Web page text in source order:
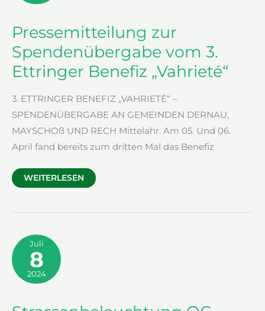
Pressemitteilung zur
Spendenübergabe vom 3.
Ettringer Benefiz „Vahrieté“
3. ETTRINGER BENEFIZ „VAHRIETÈ“ –
SPENDENÜBERGABE AN GEMEINDEN DERNAU,
MAYSCHOß UND RECH Mittelahr. Am 05. Und 06.
April fand bereits zum dritten Mal das Benefiz
PRESSEMITTEILUNG
ETTRINGER
WEITERLESEN
Juli
8
2024